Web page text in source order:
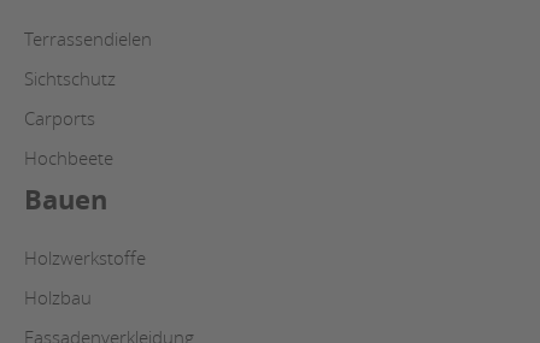
Terrassendielen
Sichtschutz
Carports
Hochbeete
Bauen
Holzwerkstoffe
Holzbau
Fassadenverkleidung